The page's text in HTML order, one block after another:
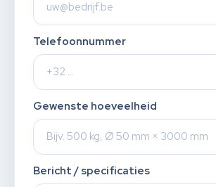
Telefoonnummer
Gewenste hoeveelheid
Bericht / specificaties